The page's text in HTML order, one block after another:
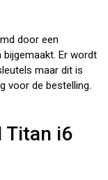
door een
Er wordt
maar dit is
voor de bestelling.
Titan i6